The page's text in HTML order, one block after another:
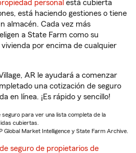
personal está cubierta
está haciendo gestiones o tiene
almacén. Cada vez más
a State Farm como su
por encima de cualquier
AR le ayudará a comenzar
una cotización de seguro
en línea. ¡Es rápido y sencillo!
seguro para ver una lista completa de la
cubiertas.
Market Intelligence y State Farm Archive.
seguro de propietarios de